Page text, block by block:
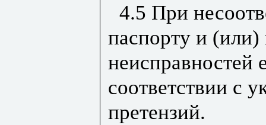
4.5 При
паспорту и
неисправностей
соответствии с
претензий.